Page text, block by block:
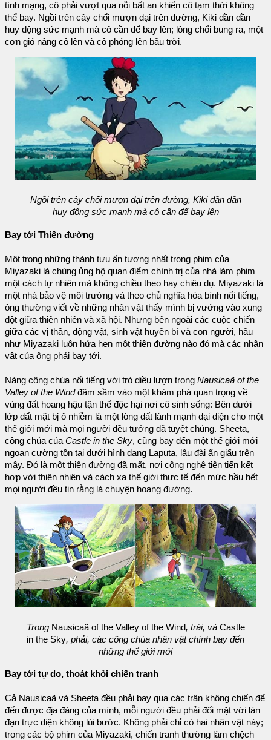
tính mạng, cô phải vượt qua nỗi bất an khiến cô tạm thời không
thể bay. Ngồi trên cây chổi mượn đại trên đường, Kiki dần dần
huy động sức mạnh mà cô cần để bay lên; lông chổi bung ra, một
cơn gió nâng cô lên và cô phóng lên bầu trời.
Ngồi trên cây chổi mượn đại trên đường, Kiki dần dần
huy động sức mạnh mà cô cần để bay lên
Bay tới Thiên đường
Một trong những thành tựu ấn tượng nhất trong phim của
Miyazaki là chúng ủng hộ quan điểm chính trị của nhà làm phim
một cách tự nhiên mà không chiều theo hay chiêu dụ. Miyazaki là
một nhà bảo vệ môi trường và theo chủ nghĩa hòa bình nổi tiếng,
ông thường viết về những nhân vật thấy mình bị vướng vào xung
đột giữa thiên nhiên và xã hội. Nhưng bên ngoài các cuộc chiến
giữa các vị thần, động vật, sinh vật huyền bí và con người, hầu
như Miyazaki luôn hứa hẹn một thiên đường nào đó mà các nhân
vật của ông phải bay tới.
Nàng công chúa nổi tiếng với trò diều lượn trong Nausicaä of the
Valley of the Windđâm sầm vào một khám phá quan trọng về
vùng đất hoang hậu tận thế độc hại nơi cô sinh sống: Bên dưới
lớp đất mặt bị ô nhiễm là một lòng đất lành mạnh đại diện cho một
thế giới mới mà mọi người đều tưởng đã tuyệt chủng. Sheeta,
công chúa của Castle in the Sky, cũng bay đến một thế giới mới
ngoan cường tồn tại dưới hình dạng Laputa, lâu đài ẩn giấu trên
mây. Đó là một thiên đường đã mất, nơi công nghệ tiên tiến kết
hợp với thiên nhiên và cách xa thế giới thực tế đến mức hầu hết
mọi người đều tin rằng là chuyện hoang đường.
Trong Nausicaä of the Valley of the Wind, trái, vàCastle
in the Sky, phải, các công chúa nhân vật chính bay đến
những thế giới mới
Bay tới tự do, thoát khỏi chiến tranh
Cả Nausicaä và Sheeta đều phải bay qua các trận không chiến để
đến được địa đàng của mình, mỗi người đều phải đối mặt với làn
đạn trực diện không lùi bước. Không phải chỉ có hai nhân vật này;
trong các bộ phim của Miyazaki, chiến tranh thường làm chệch